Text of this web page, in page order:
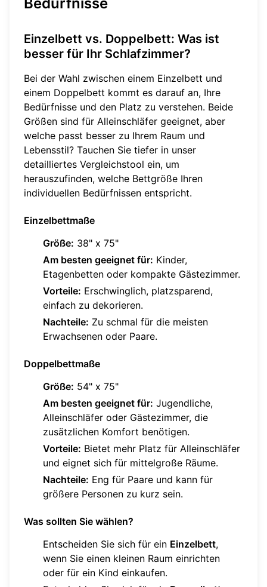
Bedürfnisse
Einzelbett vs. Doppelbett: Was ist
besser für Ihr Schlafzimmer?
Bei der Wahl zwischen einem Einzelbett und
einem Doppelbett kommt es darauf an, Ihre
Bedürfnisse und den Platz zu verstehen. Beide
Größen sind für Alleinschläfer geeignet, aber
welche passt besser zu Ihrem Raum und
Lebensstil? Tauchen Sie tiefer in unser
detailliertes Vergleichstool ein, um
herauszufinden, welche Bettgröße Ihren
individuellen Bedürfnissen entspricht.
Einzelbettmaße
Größe: 38" x 75"
Am besten geeignet für: Kinder,
Etagenbetten oder kompakte Gästezimmer.
Vorteile: Erschwinglich, platzsparend,
einfach zu dekorieren.
Nachteile: Zu schmal für die meisten
Erwachsenen oder Paare.
Doppelbettmaße
Größe: 54" x 75"
Am besten geeignet für: Jugendliche,
Alleinschläfer oder Gästezimmer, die
zusätzlichen Komfort benötigen.
Vorteile: Bietet mehr Platz für Alleinschläfer
und eignet sich für mittelgroße Räume.
Nachteile: Eng für Paare und kann für
größere Personen zu kurz sein.
Was sollten Sie wählen?
Entscheiden Sie sich für ein Einzelbett,
wenn Sie einen kleinen Raum einrichten
oder für ein Kind einkaufen.